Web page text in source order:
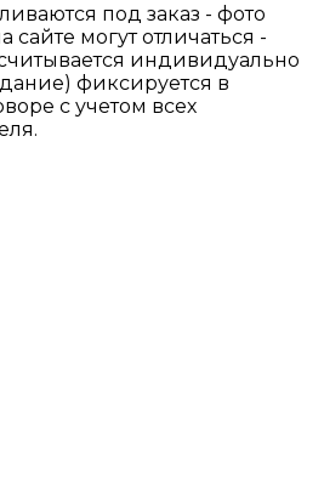
под заказ - фото
могут отличаться -
индивидуально
фиксируется в
с учетом всех